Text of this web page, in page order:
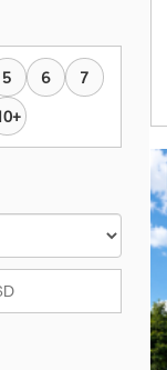
5 6 7